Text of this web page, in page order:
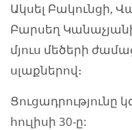
Ակսել Բակունցի,
Բարսեղ
մյուս մեծերի
սլաքներով։
Ցուցադրությունը
հուլիսի 30-ը: